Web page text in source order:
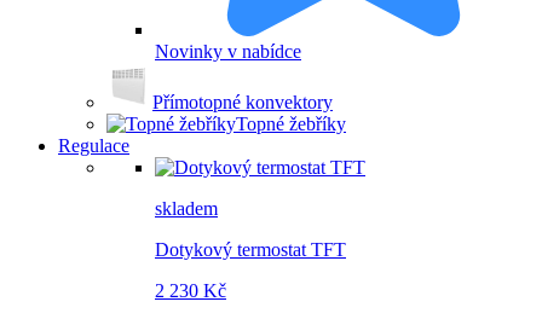
Novinky v nabídce
Přímotopné konvektory
Topné žebříky
Regulace
skladem
Dotykový termostat TFT
2 230 Kč